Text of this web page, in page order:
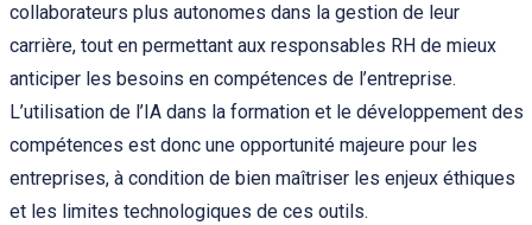
collaborateurs plus autonomes dans la gestion de leur
carrière, tout en permettant aux responsables RH de mieux
anticiper les besoins en compétences de l’entreprise.
L’utilisation de l’IA dans la formation et le développement des
compétences est donc une opportunité majeure pour les
entreprises, à condition de bien maîtriser les enjeux éthiques
et les limites technologiques de ces outils.